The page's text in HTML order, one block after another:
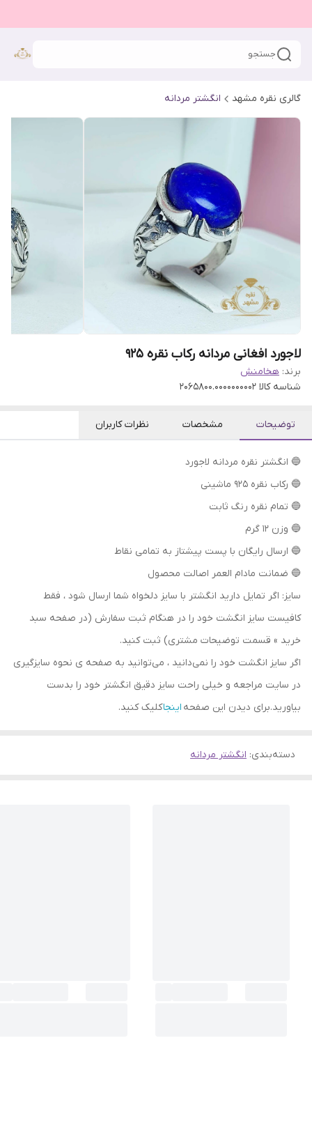
جستجو
گالری نقره مشهد انگشتر مردانه
لاجورد افغانی مردانه رکاب نقره ۹۲۵
برند: هخامنش
شناسه کالا 2065800.0000000002
توضیحات مشخصات نظرات کاربران
🔵 انگشتر نقره مردانه لاجورد
🔵 رکاب نقره 925 ماشینی
🔵 تمام نقره رنگ ثابت
🔵 وزن 12 گرم
🔵 ارسال رایگان با پست پیشتاز به تمامی نقاط
🔵 ضمانت مادام العمر اصالت محصول
سایز: اگر تمایل دارید انگشتر با سایز دلخواه شما ارسال شود ، فقط
کافیست سایز انگشت خود را در هنگام ثبت سفارش (در صفحه سبد
خرید » قسمت توضیحات مشتری) ثبت کنید.
اگر سایز انگشت خود را نمی‌دانید ، می‌توانید به صفحه ی نحوه سایزگیری
در سایت مراجعه و خیلی راحت سایز دقیق انگشتر خود را بدست
بیاورید.برای دیدن این صفحه اینجاکلیک کنید.
دسته‌بندی: انگشتر مردانه